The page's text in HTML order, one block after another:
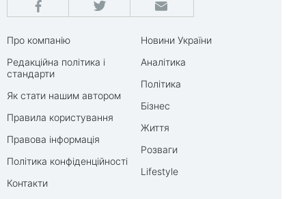
Про компанію
Редакційна політика і
стандарти
Як стати нашим автором
Правила користування
Правова інформація
Політика конфіденційності
Контакти
Новини України
Аналітика
Політика
Бізнес
Життя
Розваги
Lifestyle